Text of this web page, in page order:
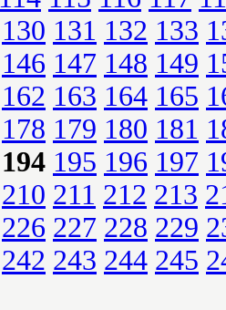
130 131 132 133
146 147 148 149
162 163 164 165
178 179 180 181
194 195 196 197
210 211 212 213
226 227 228 229
242 243 244 245